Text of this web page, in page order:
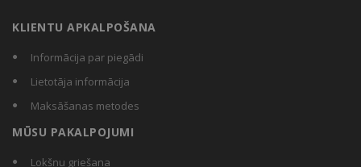
KLIENTU APKALPOŠANA
Informācija par piegādi
Lietotāja informācija
Maksāšanas metodes
MŪSU PAKALPOJUMI
Lokšņu griešana